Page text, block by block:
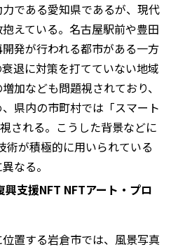
である愛知県であるが、現代
えている。名古屋駅前や豊田
発が行われる都市がある一方
退に対策を打てていない地域
加なども問題視されており、
県内の市町村では「スマート
される。こうした背景などに
術が積極的に用いられている
なる。
支援NFT NFTアート・プロ
置する岩倉市では、風景写真